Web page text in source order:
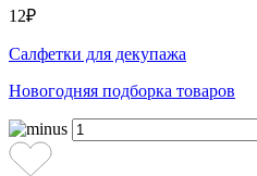
12₽
Салфетки для декупажа
Новогодняя подборка товаров